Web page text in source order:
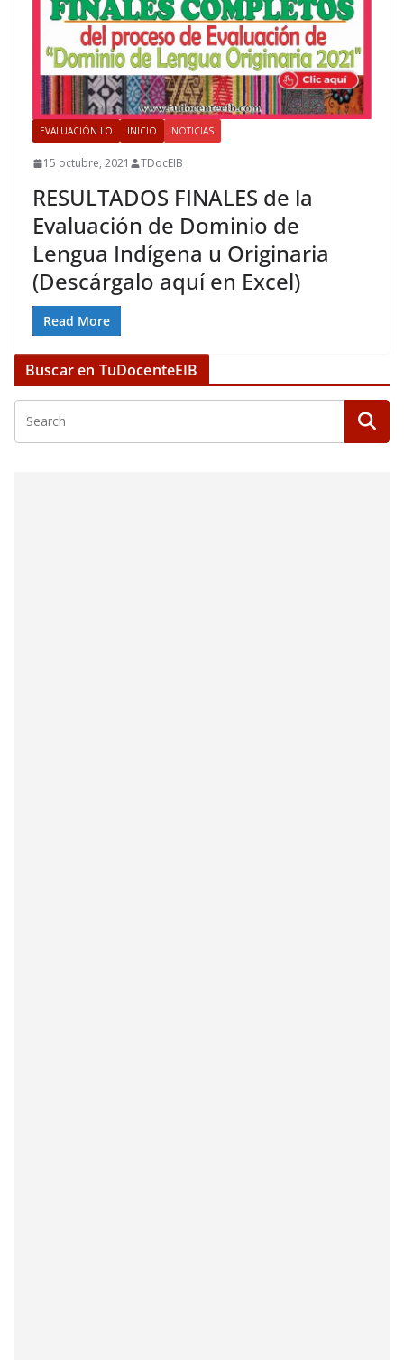
EVALUACIÓN LO INICIO NOTICIAS
15 octubre, 2021 TDocEIB
RESULTADOS FINALES de la
Evaluación de Dominio de
Lengua Indígena u Originaria
(Descárgalo aquí en Excel)
Read More
Buscar en TuDocenteEIB